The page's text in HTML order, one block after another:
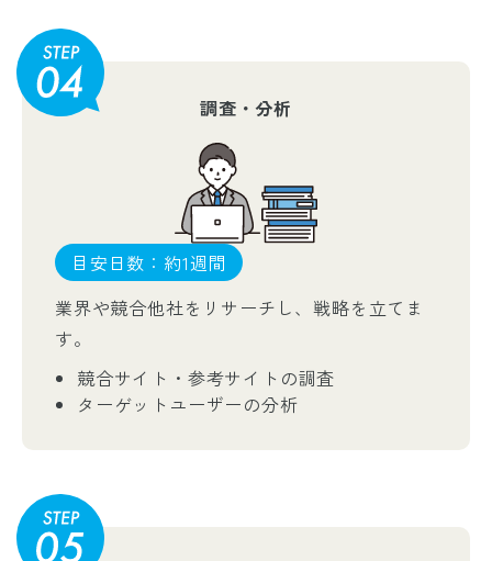
調査・分析
目安日数：約1週間
業界や競合他社をリサーチし、戦略を立てま
す。
競合サイト・参考サイトの調査
ターゲットユーザーの分析